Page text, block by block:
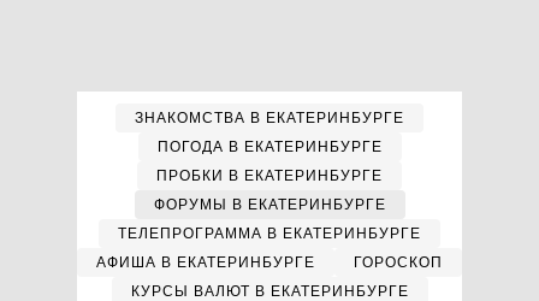
ЗНАКОМСТВА В ЕКАТЕРИНБУРГЕ
ПОГОДА В ЕКАТЕРИНБУРГЕ
ПРОБКИ В ЕКАТЕРИНБУРГЕ
ФОРУМЫ В ЕКАТЕРИНБУРГЕ
ТЕЛЕПРОГРАММА В ЕКАТЕРИНБУРГЕ
АФИША В ЕКАТЕРИНБУРГЕ
ГОРОСКОП
КУРСЫ ВАЛЮТ В ЕКАТЕРИНБУРГЕ